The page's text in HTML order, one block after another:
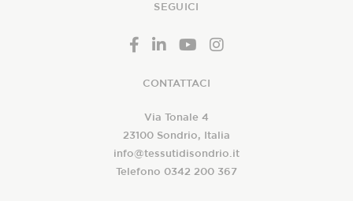
SEGUICI
CONTATTACI
Via Tonale 4
23100 Sondrio, Italia
info@tessutidisondrio.it
Telefono 0342 200 367